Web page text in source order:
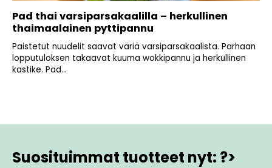
Pad thai varsiparsakaalilla – herkullinen
thaimaalainen pyttipannu
Paistetut nuudelit saavat väriä varsiparsakaalista. Parhaan
lopputuloksen takaavat kuuma wokkipannu ja herkullinen
kastike. Pad...
Suosituimmat tuotteet nyt: ?>